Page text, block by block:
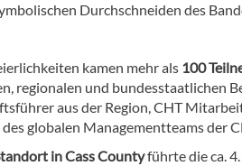
Durchschneiden des
kamen mehr als 100
regionalen und bundesstaatlichen
aus der Region, CHT
globalen Managementteams der
in Cass Countyführte die ca.